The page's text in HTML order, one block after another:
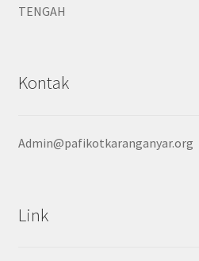
TENGAH
Kontak
Admin@pafikotkaranganyar.org
Link